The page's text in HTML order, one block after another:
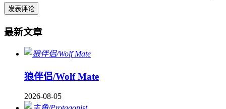
最新文章
狼伴侣/Wolf Mate
2026-08-05